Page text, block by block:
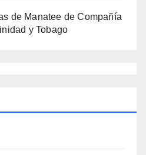
de Manatee de Compañía
y Tobago